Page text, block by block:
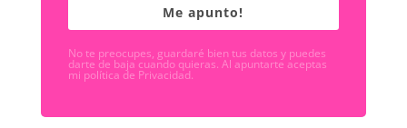
Me apunto!
No te preocupes, guardaré bien tus datos y puedes
darte de baja cuando quieras. Al apuntarte aceptas
mi política de Privacidad.